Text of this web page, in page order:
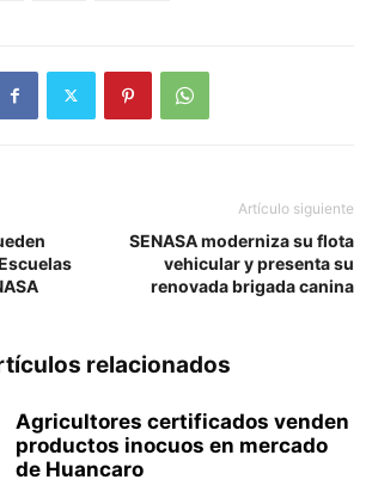
Artículo siguiente
SENASA moderniza su flota
vehicular y presenta su
renovada brigada canina
relacionados
Agricultores certificados venden
productos inocuos en mercado
de Huancaro